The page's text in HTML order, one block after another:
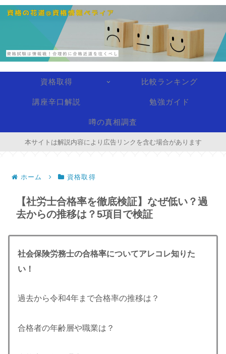
資格取得 比較ランキング
講座辛口解説 勉強ガイド
噂の真相調査
本サイトは解説内容により広告リンクを含む場合があります
ホーム 資格取得
【社労士合格率を徹底検証】なぜ低い？過
去からの推移は？5項目で検証
社会保険労務士の合格率についてアレコレ知りた
い！
過去から令和4年まで合格率の推移は？
合格者の年齢層や職業は？